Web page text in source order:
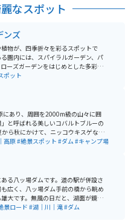
なスポット
ンズ
物が、四季折々を彩るスポットで
園内には、スパイラルガーデン、パ
ーズガーデンをはじめとした多彩な
楽しめます。 例年、4月の丘一面を
で年に数回訪れても、花々の移ろい
ストラン、売店、花屋、茶屋、展示
・陶芸の体験施設などもあります。
ポット
にあり、周囲を2000m級の山々に囲
と呼ばれる美しいコバルトブルーの
山野草が湖畔を彩り、日本では無い
もできます。背中がコバルトブルー
、ブルーバックレインボーと呼ばれ
高原#絶景スポット #ダム#キャンプ場
る八ッ場ダムです。道の駅が併設さ
広く、八ッ場ダム手前の橋から眺め
大です。無風の日だと、湖面が鏡の
145号線は日本ロ
景ロード #湖｜川｜滝#ダム